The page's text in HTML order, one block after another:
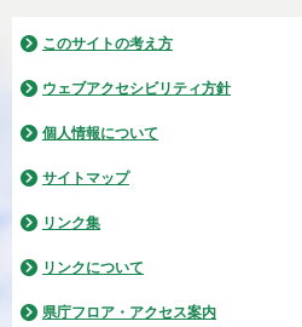
このサイトの考え方
ウェブアクセシビリティ方針
個人情報について
サイトマップ
リンク集
リンクについて
県庁フロア・アクセス案内